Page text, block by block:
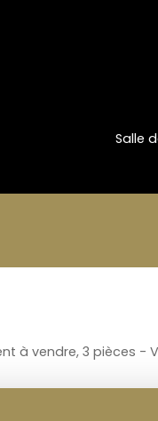
Salle
à vendre, 3 pièces -